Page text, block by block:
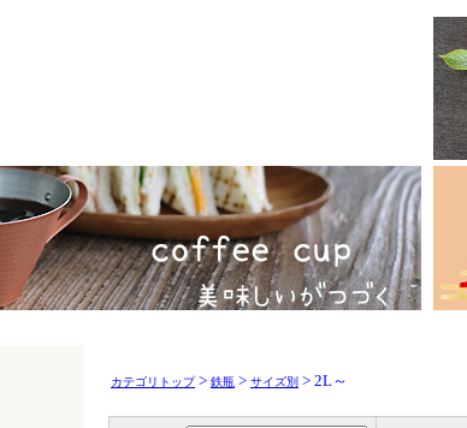
カテゴリトップ> 鉄瓶 > サイズ別 > 2L～